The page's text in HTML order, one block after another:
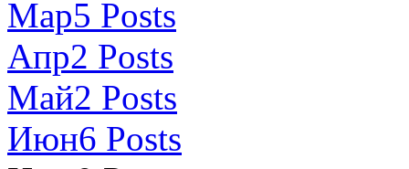
Мар5 Posts
Апр2 Posts
Май2 Posts
Июн6 Posts